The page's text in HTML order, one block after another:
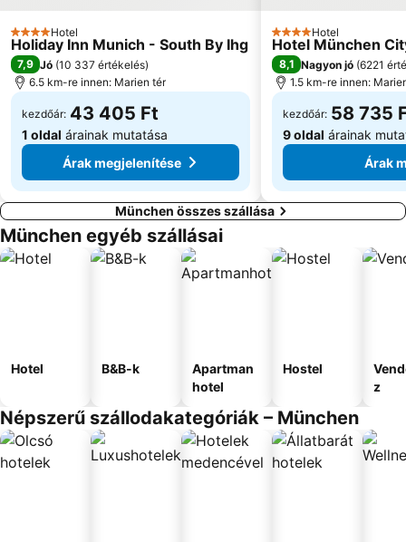
4 Kategória
Hotel
Holiday Inn Munich - South By Ihg
7,9 Jó (10 337 értékelés)
6.5 km-re innen: Marien tér
kezdőár: 43 405 Ft
1 oldal árainak mutatása
Árak megjelenítése
4 Kategória
Hotel
Hotel München
8,1 Nagyon jó (6221
1.5 km-re innen:
kezdőár: 58 735
9 oldal árainak
Árak
München összes szállása
München egyéb szállásai
Hotel B&B-k
Apartman
hotel
Hostel
z
Népszerű szállodakategóriák – München